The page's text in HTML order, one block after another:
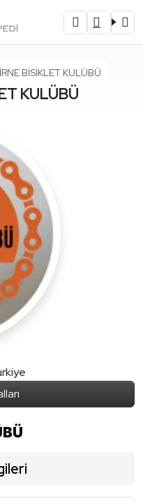
BİSİKLET KULÜBÜ
KULÜBÜ